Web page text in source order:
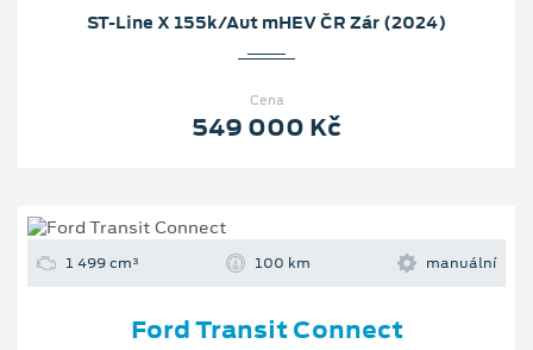
ST-Line X 155k/Aut mHEV ČR Zár (2024)
Cena
549 000 Kč
1 499 cm³ 100 km manuální
Ford Transit Connect